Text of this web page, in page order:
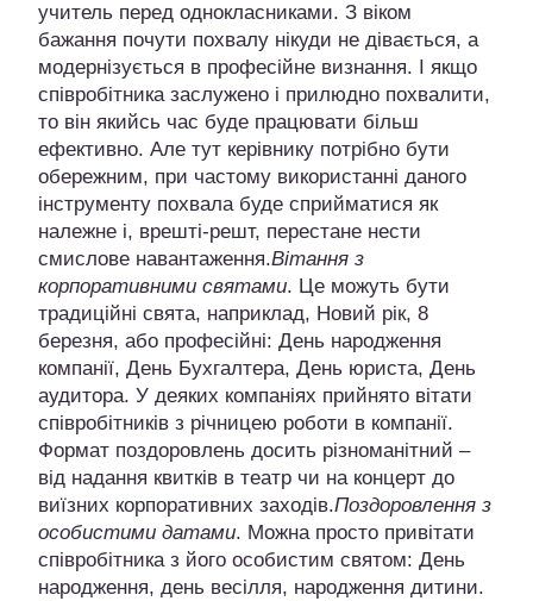
учитель перед однокласниками. З віком
бажання почути похвалу нікуди не дівається, а
модернізується в професійне визнання. І якщо
співробітника заслужено і прилюдно похвалити,
то він якийсь час буде працювати більш
ефективно. Але тут керівнику потрібно бути
обережним, при частому використанні даного
інструменту похвала буде сприйматися як
належне і, врешті-решт, перестане нести
смислове навантаження.Вітання з
корпоративними святами. Це можуть бути
традиційні свята, наприклад, Новий рік, 8
березня, або професійні: День народження
компанії, День Бухгалтера, День юриста, День
аудитора. У деяких компаніях прийнято вітати
співробітників з річницею роботи в компанії.
Формат поздоровлень досить різноманітний –
від надання квитків в театр чи на концерт до
виїзних корпоративних заходів.Поздоровлення з
особистими датами. Можна просто привітати
співробітника з його особистим святом: День
народження, день весілля, народження дитини.